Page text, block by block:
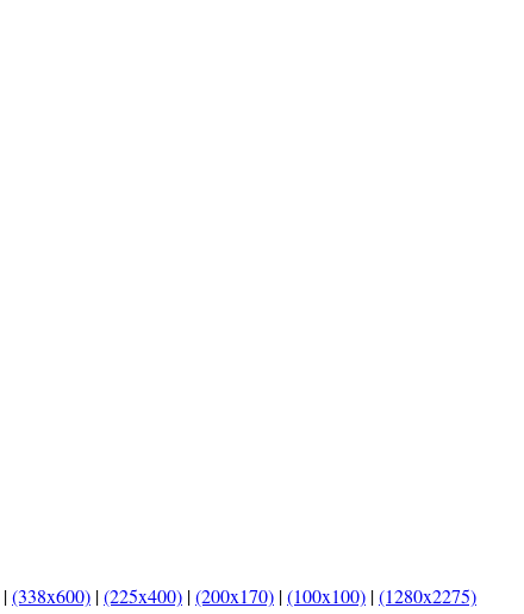
|(338x600) |(225x400) |(200x170) |(100x100) |(1280x2275)